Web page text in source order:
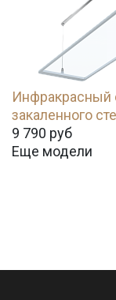
Инфракрасный
закаленного
9 790 руб
Еще модели